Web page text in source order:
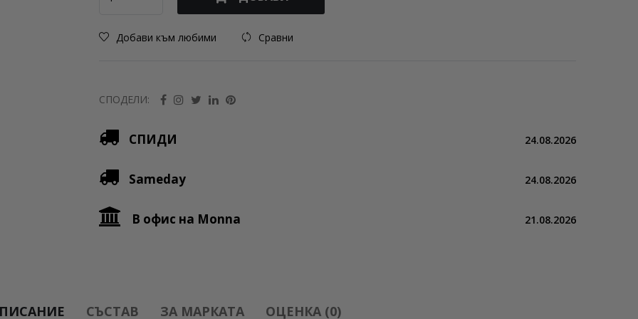
Добави към любими Сравни
СПОДЕЛИ:
СПИДИ 24.08.2026
Sameday 24.08.2026
В офис на Monna 21.08.2026
СЪСТАВ ЗА МАРКАТА ОЦЕНКА (0)